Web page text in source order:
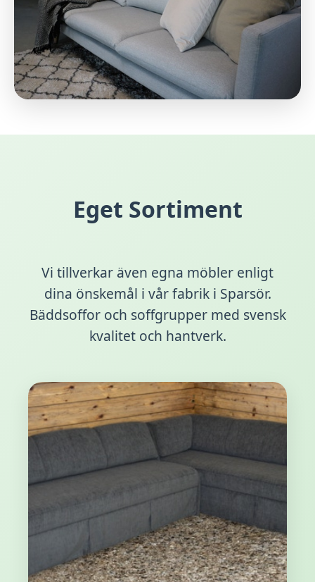
Eget Sortiment
Vi tillverkar även egna möbler enligt
dina önskemål i vår fabrik i Sparsör.
Bäddsoffor och soffgrupper med svensk
kvalitet och hantverk.